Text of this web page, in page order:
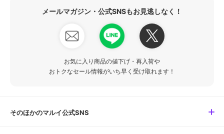
メールマガジン・公式SNSもお見逃しなく！
お気に入り商品の値下げ・再入荷や
おトクなセール情報がいち早く受け取れます！
そのほかのマルイ公式SNS